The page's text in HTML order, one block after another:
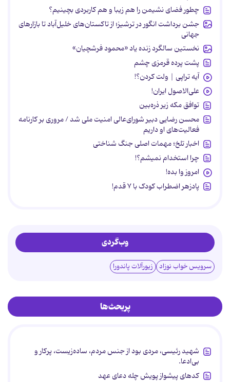
چطور فضای نشیمن را هم زیبا و هم کاربردی بچینیم؟
جشن برداشت انگور در ترشیز؛ از تاکستان‌های خلیل‌آباد تا بازارهای
جهانی
نخستین سالگرد زنده یاد «محمود فرشچیان»
پشت پرده قرمزی چشم
آیه تراپی | ولت کردن؟!
علی‌الاصول ایران!
توافق مکه زیر ذره‌بین
محسن رضایی دبیر شورای‌عالی امنیت ملی شد / مروری بر کارنامه
فعالیت‌های او داریم
اخبار تلخ؛ مهمات اصلی جنگ شناختی
چرا استخدام نمیشم؟!
امروز وا بده!
پادزهر اضطراب کودک با ۷ قدم!
وب‌گردی
سرویس خواب نوزاد زیورآلات پاندورا
پربحث‌ها
شهید رئیسی، مردی بود از جنس مردم، ساده‌زیست، پرکار و
بی‌ادعا.
کدهای پیشواز پویش چله دعای عهد